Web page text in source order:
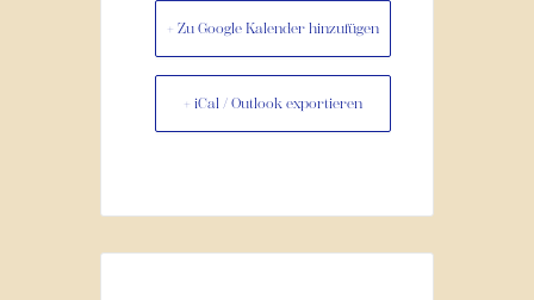
+ Zu Google Kalender hinzufügen
+ iCal / Outlook exportieren